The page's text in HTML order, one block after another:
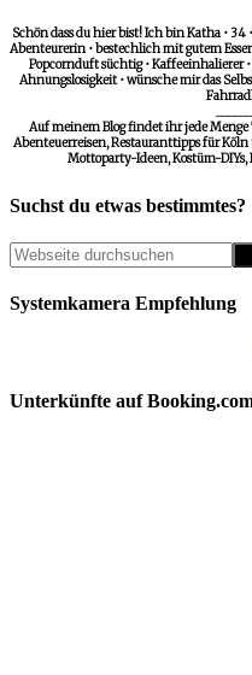
Schön dass du hier bist! Ich bin Katha •
Abenteurerin • bestechlich mit gutem
Popcornduft süchtig • Kaffeeinhalierer
Ahnungslosigkeit • wünsche mir das
Auf meinem Blog findet ihr jede
Abenteuerreisen, Restauranttipps für
Mottoparty-Ideen, Kostüm-
Suchst du etwas bestimmtes?
Systemkamera Empfehlung
Unterkünfte auf